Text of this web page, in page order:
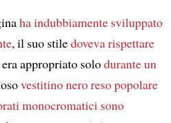
ha indubbiamente sviluppato
, il suo stiledoveva rispettare
appropriato solodurante un
vestitino neroreso popolare
monocromatici sono